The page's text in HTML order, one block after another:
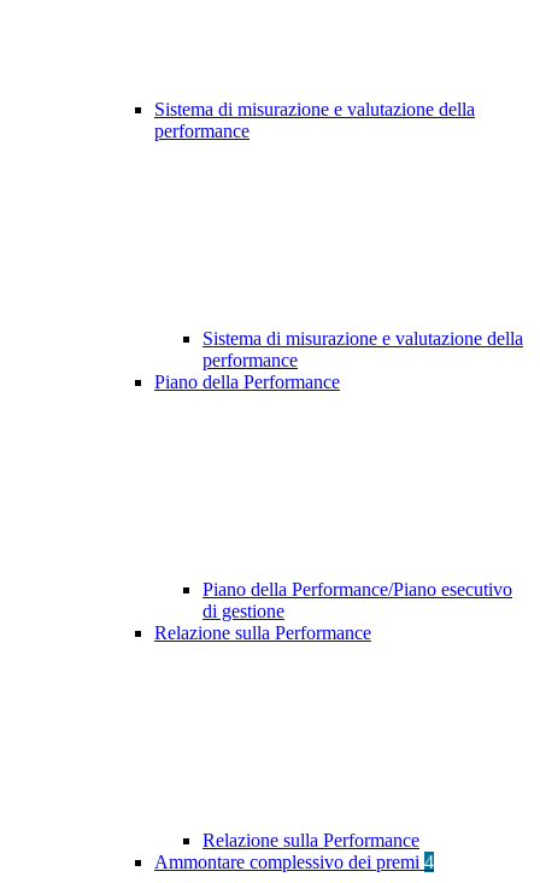
Sistema di misurazione e valutazione della
performance
Sistema di misurazione e valutazione della
performance
Piano della Performance
Piano della Performance/Piano esecutivo
di gestione
Relazione sulla Performance
Relazione sulla Performance
Ammontare complessivo dei premi 4